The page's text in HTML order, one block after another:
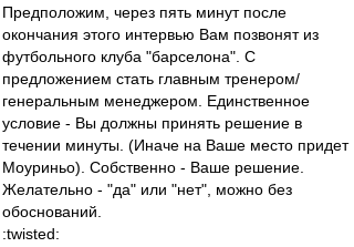
Предположим, через пять минут после
окончания этого интервью Вам позвонят из
футбольного клуба "барселона". С
предложением стать главным тренером/
генеральным менеджером. Единственное
условие - Вы должны принять решение в
течении минуты. (Иначе на Ваше место придет
Моуриньо). Собственно - Ваше решение.
Желательно - "да" или "нет", можно без
обоснований.
:twisted: